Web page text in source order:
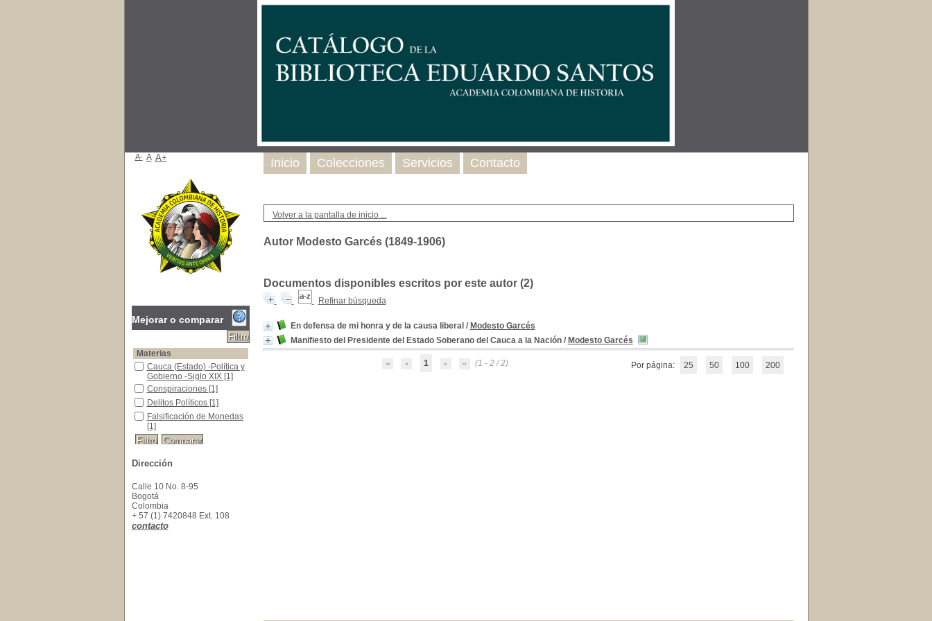
Volver a la pantalla de inicio ...
Autor Modesto Garcés (1849-1906)
Documentos disponibles escritos por este autor (2)
Refinar búsqueda
En defensa de mi honra y de la causa liberal / Modesto Garcés
Manifiesto del Presidente del Estado Soberano del Cauca a la Nación/ Modesto Garcés
1 (1 - 2 / 2) Por página: 25 50 100 200
Inicio Colecciones Servicios Contacto
A- A A+
Mejorar o comparar
Materias
Cauca (Estado) -Política y Gobierno -Siglo XIX
Cauca (Estado) -Política y
Gobierno -Siglo XIX [1]
Conspiraciones
Conspiraciones [1]
Delitos Políticos
Delitos Políticos [1]
Falsificación de Monedas
Falsificación de Monedas
[1]
Dirección
Calle 10 No. 8-95
Bogotá
Colombia
+ 57 (1) 7420848 Ext. 108
contacto